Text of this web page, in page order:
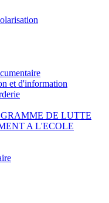
et d'information
DE LUTTE
A L'ECOLE